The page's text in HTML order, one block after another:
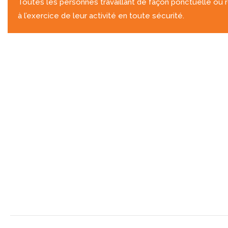
Toutes les personnes travaillant de façon ponctuelle ou
à l’exercice de leur activité en toute sécurité.